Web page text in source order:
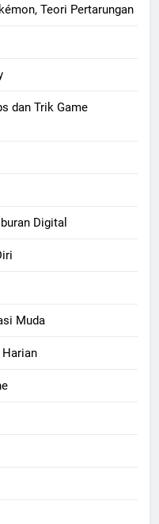
Teori Pertarungan
dan Trik Game
Digital
Muda
Harian